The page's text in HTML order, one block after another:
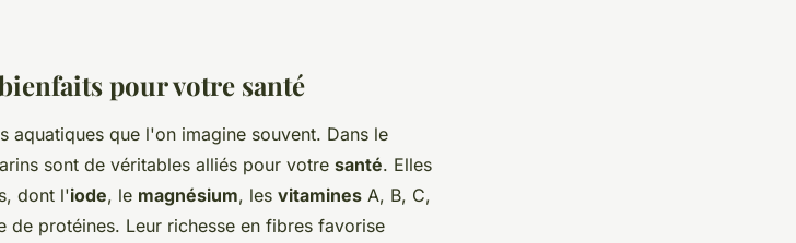
pour votre santé
aquatiques que l'on imagine souvent. Dans le
sont de véritables alliés pour votre santé. Elles
dont l'iode, le magnésium, les vitamines A, B, C,
de protéines. Leur richesse en fibres favorise